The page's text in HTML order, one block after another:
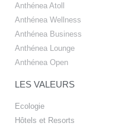
Anthénea Atoll
Anthénea Wellness
Anthénea Business
Anthénea Lounge
Anthénea Open
LES VALEURS
Ecologie
Hôtels et Resorts